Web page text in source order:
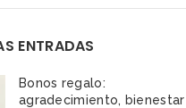
ENTRADAS
Bonos regalo:
agradecimiento,